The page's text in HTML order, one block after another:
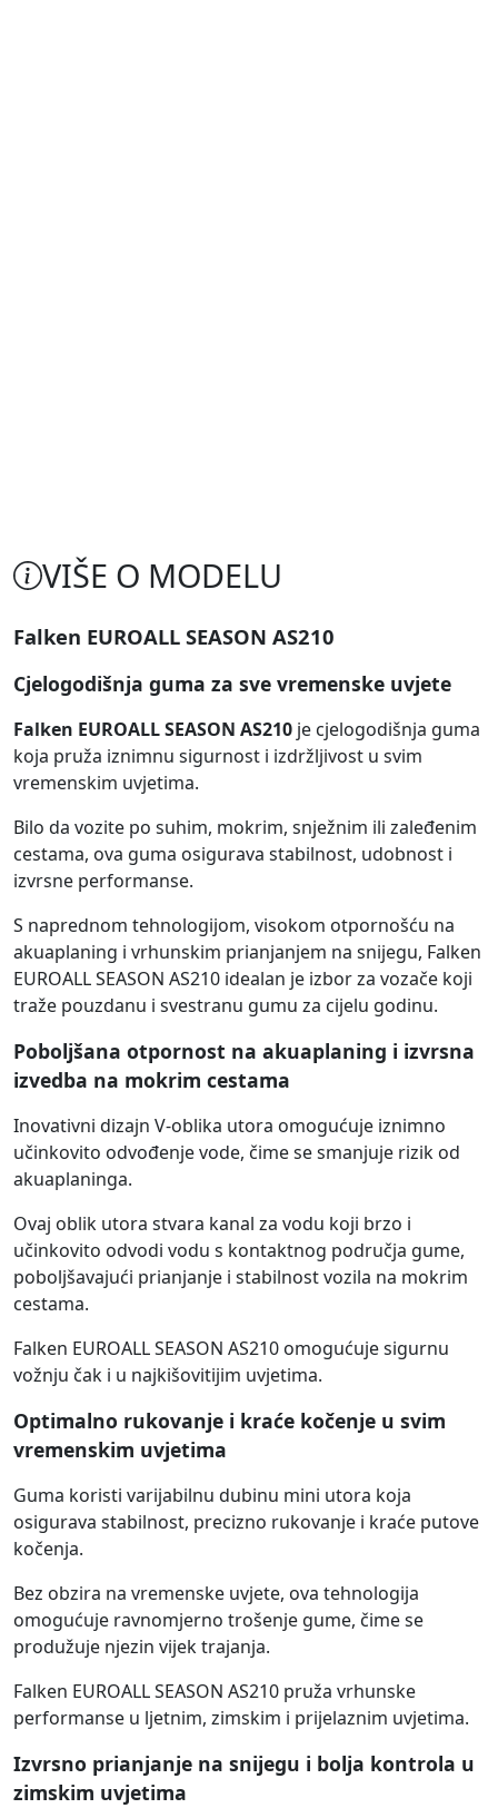
VIŠE O MODELU
Falken EUROALL SEASON AS210
Cjelogodišnja guma za sve vremenske uvjete
Falken EUROALL SEASON AS210 je cjelogodišnja guma
koja pruža iznimnu sigurnost i izdržljivost u svim
vremenskim uvjetima.
Bilo da vozite po suhim, mokrim, snježnim ili zaleđenim
cestama, ova guma osigurava stabilnost, udobnost i
izvrsne performanse.
S naprednom tehnologijom, visokom otpornošću na
akuaplaning i vrhunskim prianjanjem na snijegu, Falken
EUROALL SEASON AS210 idealan je izbor za vozače koji
traže pouzdanu i svestranu gumu za cijelu godinu.
Poboljšana otpornost na akuaplaning i izvrsna
izvedba na mokrim cestama
Inovativni dizajn V-oblika utora omogućuje iznimno
učinkovito odvođenje vode, čime se smanjuje rizik od
akuaplaninga.
Ovaj oblik utora stvara kanal za vodu koji brzo i
učinkovito odvodi vodu s kontaktnog područja gume,
poboljšavajući prianjanje i stabilnost vozila na mokrim
cestama.
Falken EUROALL SEASON AS210 omogućuje sigurnu
vožnju čak i u najkišovitijim uvjetima.
Optimalno rukovanje i kraće kočenje u svim
vremenskim uvjetima
Guma koristi varijabilnu dubinu mini utora koja
osigurava stabilnost, precizno rukovanje i kraće putove
kočenja.
Bez obzira na vremenske uvjete, ova tehnologija
omogućuje ravnomjerno trošenje gume, čime se
produžuje njezin vijek trajanja.
Falken EUROALL SEASON AS210 pruža vrhunske
performanse u ljetnim, zimskim i prijelaznim uvjetima.
Izvrsno prianjanje na snijegu i bolja kontrola u
zimskim uvjetima